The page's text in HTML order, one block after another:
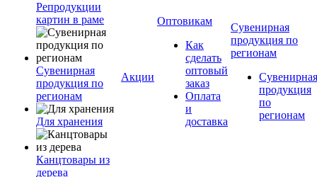
Репродукции
картин в раме
Сувенирная
продукция по
регионам
Для хранения
Канцтовары из
дерева
Акции
Оптовикам
Как
сделать
оптовый
заказ
Оплата
и
доставка
Сувенирная
продукция по
регионам
Сувенирная
продукция
по
регионам